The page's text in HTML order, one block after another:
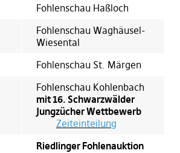
Fohlenschau Haßloch
Fohlenschau Waghäusel-
Wiesental
Fohlenschau St. Märgen
Fohlenschau Kohlenbach
mit 16. Schwarzwälder
Jungzücher Wettbewerb
Zeiteinteilung
Riedlinger Fohlenauktion